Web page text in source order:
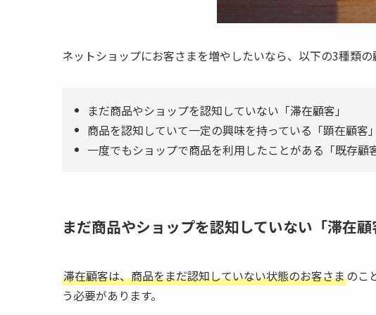
ネットショップにお客さまを増やしたいなら、以下の3種類の
まだ商品やショップを認知していない「滞在顧客」
商品を認知していて一定の興味を持っている「顕在顧客」
一度でもショップで商品を利用したことがある「既存顧
まだ商品やショップを認知していない「滞在顧
滞在顧客は、商品をまだ認知していない状態のお客さまのこ
う必要があります。